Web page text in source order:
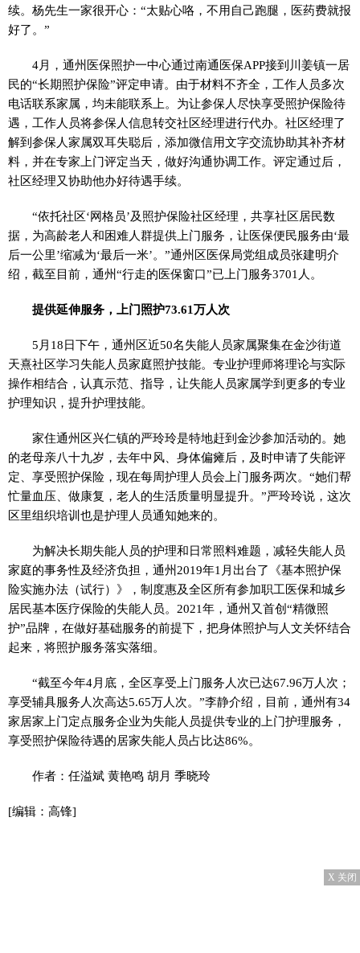
续。杨先生一家很开心：“太贴心咯，不用自己跑腿，医药费就报
好了。”
4月，通州医保照护一中心通过南通医保APP接到川姜镇一居
民的“长期照护保险”评定申请。由于材料不齐全，工作人员多次
电话联系家属，均未能联系上。为让参保人尽快享受照护保险待
遇，工作人员将参保人信息转交社区经理进行代办。社区经理了
解到参保人家属双耳失聪后，添加微信用文字交流协助其补齐材
料，并在专家上门评定当天，做好沟通协调工作。评定通过后，
社区经理又协助他办好待遇手续。
“依托社区‘网格员’及照护保险社区经理，共享社区居民数
据，为高龄老人和困难人群提供上门服务，让医保便民服务由‘最
后一公里’缩减为‘最后一米’。”通州区医保局党组成员张建明介
绍，截至目前，通州“行走的医保窗口”已上门服务3701人。
提供延伸服务，上门照护73.61万人次
5月18日下午，通州区近50名失能人员家属聚集在金沙街道
天熹社区学习失能人员家庭照护技能。专业护理师将理论与实际
操作相结合，认真示范、指导，让失能人员家属学到更多的专业
护理知识，提升护理技能。
家住通州区兴仁镇的严玲玲是特地赶到金沙参加活动的。她
的老母亲八十九岁，去年中风、身体偏瘫后，及时申请了失能评
定、享受照护保险，现在每周护理人员会上门服务两次。“她们帮
忙量血压、做康复，老人的生活质量明显提升。”严玲玲说，这次
区里组织培训也是护理人员通知她来的。
为解决长期失能人员的护理和日常照料难题，减轻失能人员
家庭的事务性及经济负担，通州2019年1月出台了《基本照护保
险实施办法（试行）》，制度惠及全区所有参加职工医保和城乡
居民基本医疗保险的失能人员。2021年，通州又首创“精微照
护”品牌，在做好基础服务的前提下，把身体照护与人文关怀结合
起来，将照护服务落实落细。
“截至今年4月底，全区享受上门服务人次已达67.96万人次；
享受辅具服务人次高达5.65万人次。”李静介绍，目前，通州有34
家居家上门定点服务企业为失能人员提供专业的上门护理服务，
享受照护保险待遇的居家失能人员占比达86%。
作者：任溢斌 黄艳鸣 胡月 季晓玲
[编辑：高锋]
X 关闭